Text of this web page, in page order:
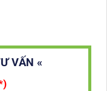
VẤN «